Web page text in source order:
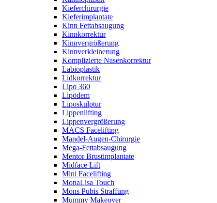
Kieferchirurgie
Kieferimplantate
Kinn Fettabsaugung
Kinnkorrektur
Kinnvergrößerung
Kinnverkleinerung
Komplizierte Nasenkorrektur
Labioplastik
Lidkorrektur
Lipo 360
Lipödem
Liposkulptur
Lippenlifting
Lippenvergrößerung
MACS Facelifting
Mandel-Augen-Chirurgie
Mega-Fettabsaugung
Mentor Brustimplantate
Midface Lift
Mini Facelifting
MonaLisa Touch
Mons Pubis Straffung
Mummy Makeover